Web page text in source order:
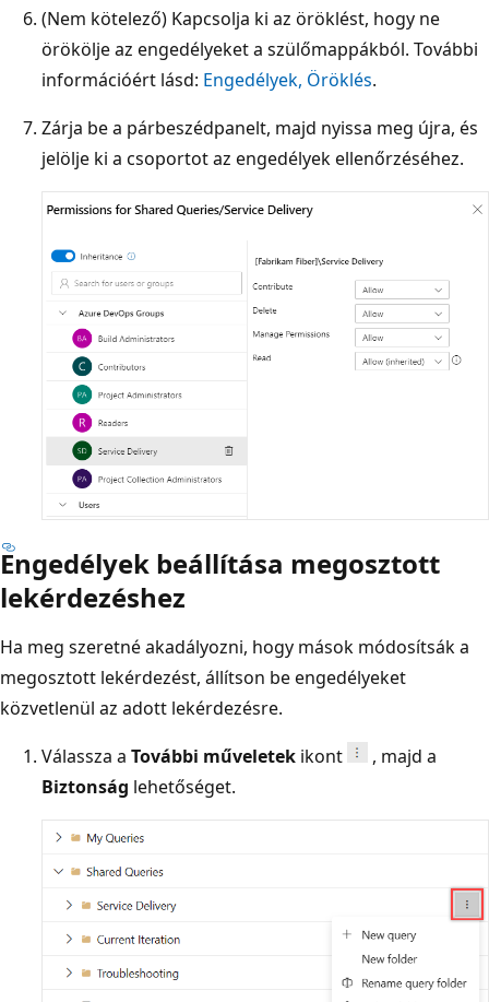
(Nem kötelező) Kapcsolja ki az öröklést, hogy ne
örökölje az engedélyeket a szülőmappákból. További
információért lásd: Engedélyek, Öröklés.
Zárja be a párbeszédpanelt, majd nyissa meg újra, és
jelölje ki a csoportot az engedélyek ellenőrzéséhez.
Engedélyek beállítása megosztott
lekérdezéshez
Ha meg szeretné akadályozni, hogy mások módosítsák a
megosztott lekérdezést, állítson be engedélyeket
közvetlenül az adott lekérdezésre.
Válassza a További műveletek ikont
, majd a
Biztonság lehetőséget.